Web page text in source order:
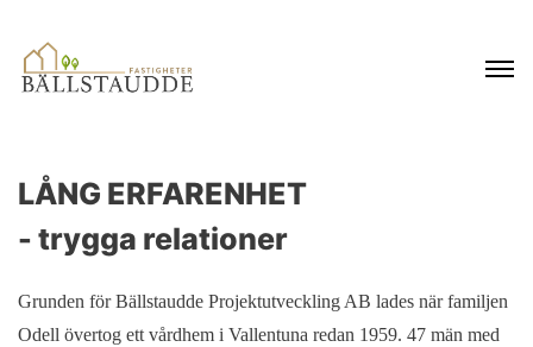
LÅNG ERFARENHET
- trygga relationer
Grunden för Bällstaudde Projektutveckling AB lades när familjen
Odell övertog ett vårdhem i Vallentuna redan 1959. 47 män med